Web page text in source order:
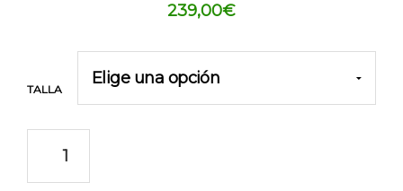
239,00€
TALLA